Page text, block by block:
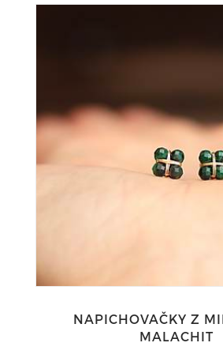
NAPICHOVAČKY Z
MALACHIT